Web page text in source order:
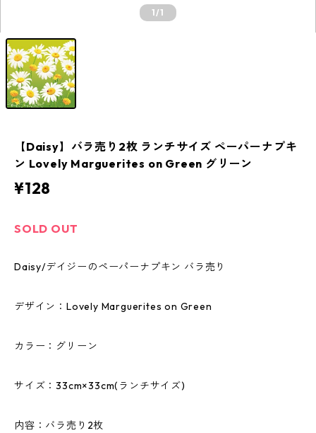
1/1
【Daisy】バラ売り2枚 ランチサイズ ペーパーナプキ
ン Lovely Marguerites on Green グリーン
¥128
SOLD OUT
Daisy/デイジーのペーパーナプキン バラ売り
デザイン：Lovely Marguerites on Green
カラー：グリーン
サイズ：33cm×33cm(ランチサイズ)
内容：バラ売り2枚